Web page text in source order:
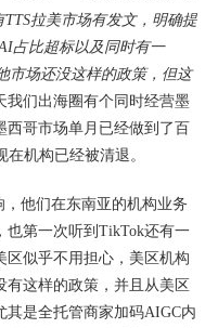
拉美市场有发文，明确提
占比超标以及同时有一
市场还没这样的政策，但这
我们出海圈有个同时经营墨
西哥市场单月已经做到了百
机构已经被清退。
他们在东南亚的机构业务
也第一次听到TikTok还有一
区似乎不用担心，美区机构
这样的政策，并且从美区
其是全托管商家加码AIGC内